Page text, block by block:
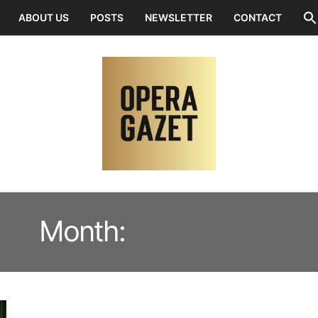
ABOUT US POSTS NEWSLETTER CONTACT
Month: